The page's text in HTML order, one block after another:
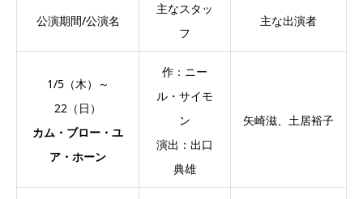
公演期間/公演名
主なスタッ
フ
主な出演者
1/5（木）～
22（日）
カム・ブロー・ユ
ア・ホーン
作：ニー
ル・サイモ
ン
演出：出口
典雄
矢崎滋、土居裕子